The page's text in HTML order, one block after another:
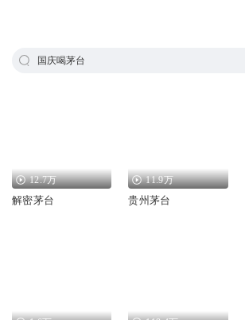
国庆喝茅台
12.7万
解密茅台
11.9万
贵州茅台